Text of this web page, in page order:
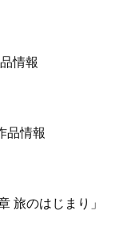
情報
品情報
旅のはじまり」